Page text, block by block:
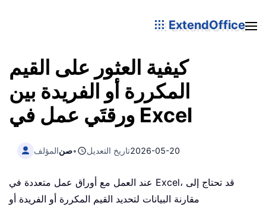
ExtendOffice
كيفية العثور على القيم
المكررة أو الفريدة بين
ورقتَي عمل في Excel
المؤلفصن• تاريخ التعديل2026-05-20
عند العمل مع أوراق عمل متعددة في Excel، قد تحتاج إلى
مقارنة البيانات لتحديد القيم المكررة أو الفريدة أو